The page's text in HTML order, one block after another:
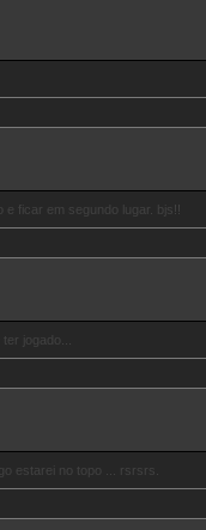
e ficar em segundo lugar. bjs!!
jogado...
estarei no topo ... rsrsrs.